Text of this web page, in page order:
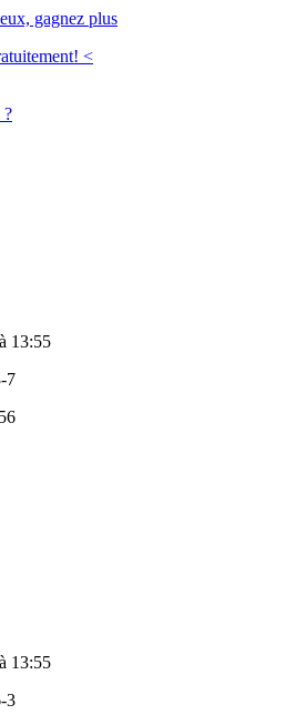
gagnez plus
<
?
13:55
7
13:55
3